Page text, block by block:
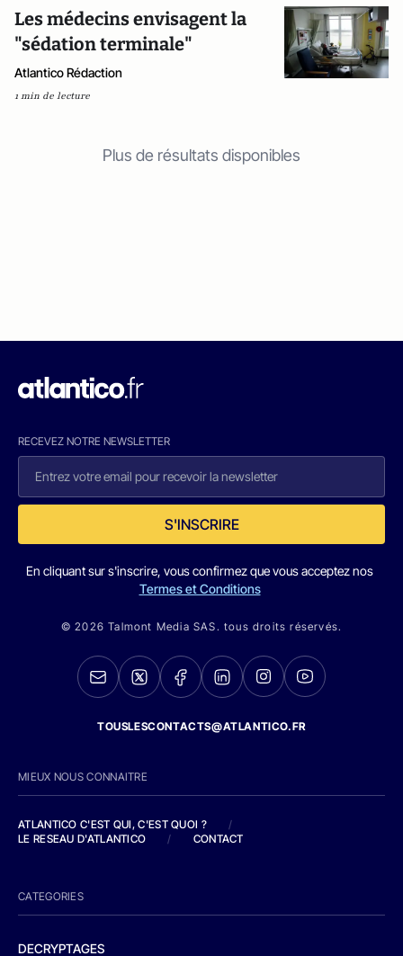
Les médecins envisagent la
"sédation terminale"
Atlantico Rédaction
1 min de lecture
Plus de résultats disponibles
RECEVEZ NOTRE NEWSLETTER
S'INSCRIRE
En cliquant sur s'inscrire, vous confirmez que vous acceptez nos
Termes et Conditions
© 2026 Talmont Media SAS. tous droits réservés.
TOUSLESCONTACTS@ATLANTICO.FR
MIEUX NOUS CONNAITRE
ATLANTICO C'EST QUI, C'EST QUOI ?
/
LE RESEAU D'ATLANTICO
/ CONTACT
CATEGORIES
DECRYPTAGES